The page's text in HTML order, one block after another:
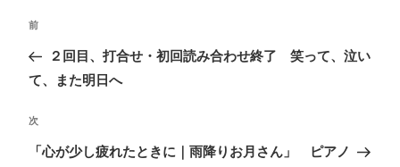
投
稿
ナ
ビ
ゲ
ー
前
の
投
前
２回目、打合せ・初回読み合わせ終了 笑って、泣い
て、また明日へ
次
の
次
「心が少し疲れたときに｜雨降りお月さん」 ピアノ